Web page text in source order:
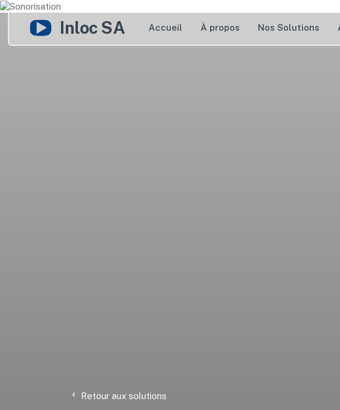
Inloc SA Accueil À propos Nos Solutions
Retour aux solutions